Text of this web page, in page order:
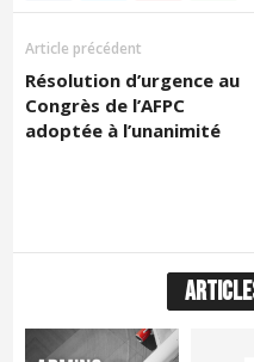
Article précédent
Résolution d’urgence au
Congrès de l’AFPC
adoptée à l’unanimité